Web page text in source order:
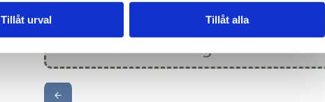
Tillåt urval Tillåt alla
Boka tid til konsultasjon för
hemmablekning